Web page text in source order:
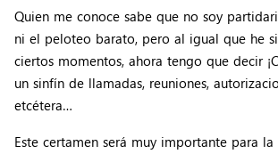
Quien me conoce sabe que no soy
ni el peloteo barato, pero al igual que he
ciertos momentos, ahora tengo que decir
un sinfín de llamadas, reuniones,
etcétera…
Este certamen será muy importante para